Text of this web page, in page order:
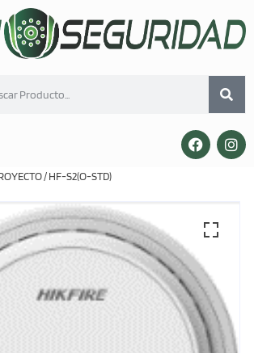
/ HF-S2(O-STD)